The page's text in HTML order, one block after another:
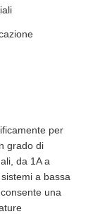
per
grado di
da 1A a
a bassa
una